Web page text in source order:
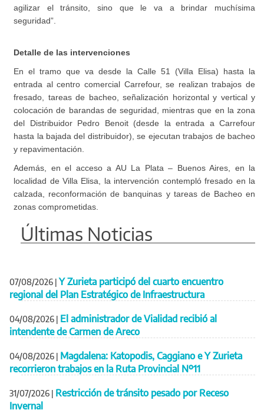
agilizar el tránsito, sino que le va a brindar muchísima
seguridad”.
Detalle de las intervenciones
En el tramo que va desde la Calle 51 (Villa Elisa) hasta la
entrada al centro comercial Carrefour, se realizan trabajos de
fresado, tareas de bacheo, señalización horizontal y vertical y
colocación de barandas de seguridad, mientras que en la zona
del Distribuidor Pedro Benoit (desde la entrada a Carrefour
hasta la bajada del distribuidor), se ejecutan trabajos de bacheo
y repavimentación.
Además, en el acceso a AU La Plata – Buenos Aires, en la
localidad de Villa Elisa, la intervención contempló fresado en la
calzada, reconformación de banquinas y tareas de Bacheo en
zonas comprometidas.
Últimas Noticias
07/08/2026 | Y Zurieta participó del cuarto encuentro
regional del Plan Estratégico de Infraestructura
04/08/2026 | El administrador de Vialidad recibió al
intendente de Carmen de Areco
04/08/2026 | Magdalena: Katopodis, Caggiano e Y Zurieta
recorrieron trabajos en la Ruta Provincial Nº11
31/07/2026 | Restricción de tránsito pesado por Receso
Invernal